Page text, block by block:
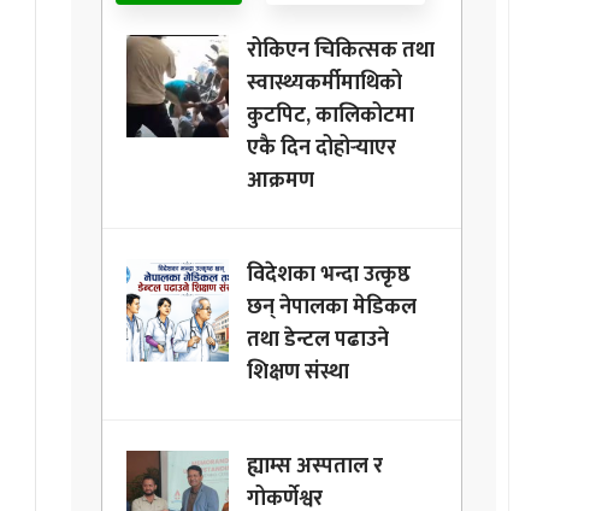
रोकिएन चिकित्सक तथा
स्वास्थ्यकर्मीमाथिको
कुटपिट, कालिकोटमा
एकै दिन दोहोर्‍याएर
आक्रमण
विदेशका भन्दा उत्कृष्ठ
छन् नेपालका मेडिकल
तथा डेन्टल पढाउने
शिक्षण संस्था
ह्याम्स अस्पताल र
गोकर्णेश्वर